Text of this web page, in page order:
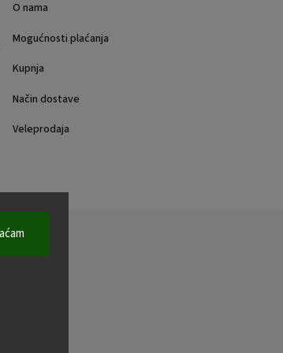
O nama
Mogućnosti plaćanja
Kupnja
Način dostave
Veleprodaja